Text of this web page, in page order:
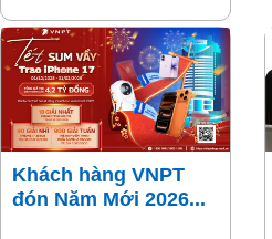
tiếp cận trực tiếp nhóm khách
hàng trẻ – nhóm khách hàng
có nhu cầu lớn về công nghệ,
tốc độ và trải nghiệm số.
Khách hàng VNPT
đón Năm Mới 2026...